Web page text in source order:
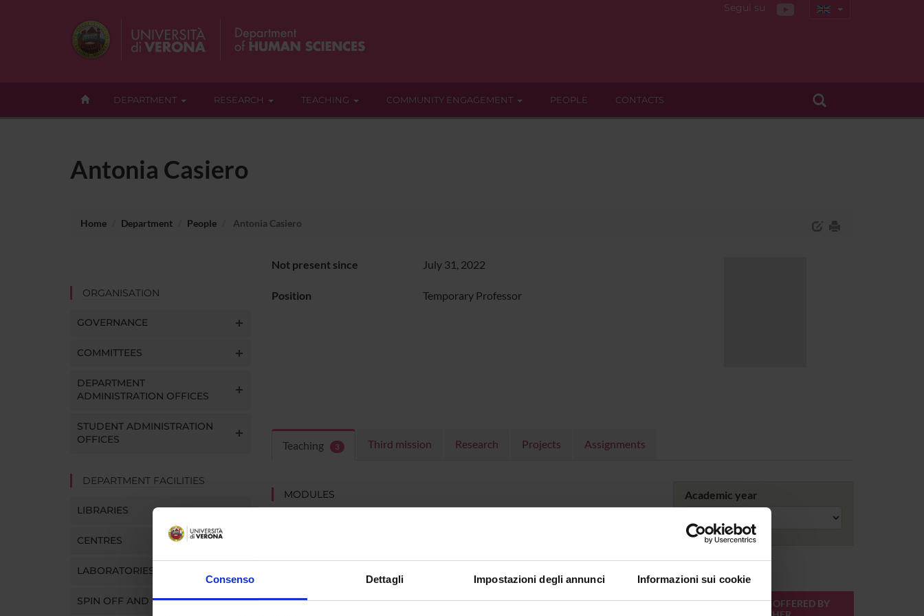
Consenso Dettagli Impostazioni degli annunci Informazioni sui cookie
Segui su
DEPARTMENT RESEARCH TEACHING COMMUNITY ENGAGEMENT PEOPLE CONTACTS
Antonia Casiero
Home Department People Antonia Casiero
ORGANISATION
GOVERNANCE
COMMITTEES
DEPARTMENT
ADMINISTRATION OFFICES
STUDENT ADMINISTRATION
OFFICES
DEPARTMENT FACILITIES
LIBRARIES
CENTRES
LABORATORIES
SPIN OFF AND COMPANIES
Not present since July 31, 2022
Position Temporary Professor
Teaching 3 Third mission Research Projects Assignments
MODULES Academic year
COURSE NAME
TOTAL
ONLINE
TEACHER
MODULES OFFERED BY